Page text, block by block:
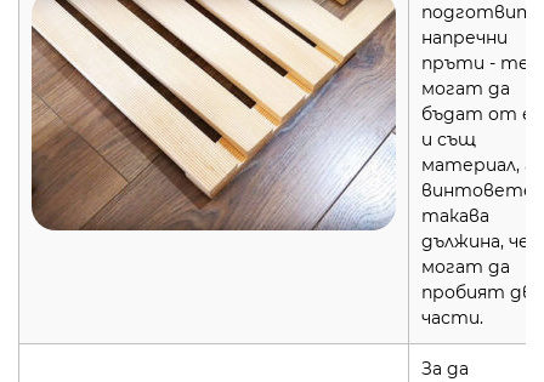
подготвите
напречни
пръти - те
могат да
бъдат от
и същ
материал, а
винтовете
такава
дължина, че
могат да
пробият
части.
За да